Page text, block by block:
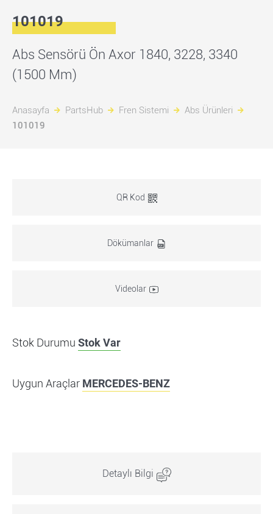
101019
Abs Sensörü Ön Axor 1840, 3228, 3340
(1500 Mm)
Anasayfa PartsHub Fren Sistemi
Abs Ürünleri
101019
QR Kod
Dökümanlar
Videolar
Stok Durumu Stok Var
Uygun Araçlar MERCEDES-BENZ
Detaylı Bilgi